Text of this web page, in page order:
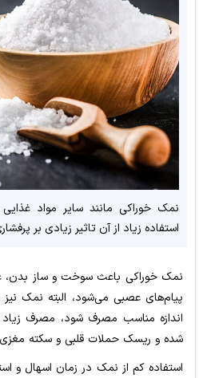
نمک خوراکی مانند سایر مواد
استفاده زیاد از آن تاثیر زیادی بر
نمک خوراکی باعث سوخت و ساز بدن،
پیام‌های عصبی می‌شود، البته نمک نیز
اندازه مناسب مصرف شود، مصرف
شده و ریسک حملات قلبی و سکته مغزی
استفاده کم از نمک در زمان اسهال و